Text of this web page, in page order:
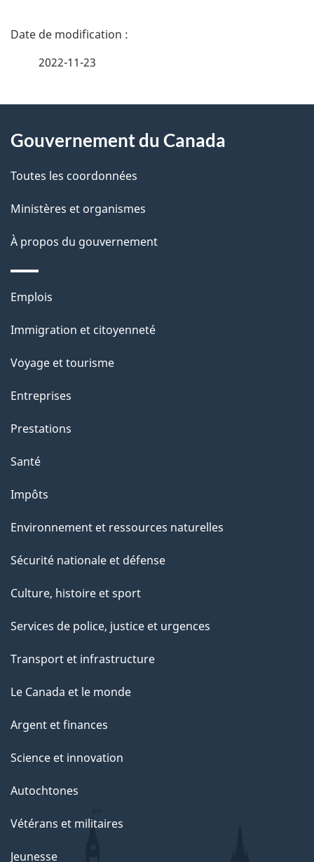
D
i
l
s
d
e
l
a
p
a
g
e
2022-11-23
propos
de
ce
site
Gouvernement du Canada
Toutes les coordonnées
Ministères et organismes
À propos du gouvernement
Thèmes
sujets
Emplois
Immigration et citoyenneté
Voyage et tourisme
Entreprises
Prestations
Santé
Impôts
Environnement et ressources naturelles
Sécurité nationale et défense
Culture, histoire et sport
Services de police, justice et urgences
Transport et infrastructure
Le Canada et le monde
Argent et finances
Science et innovation
Autochtones
Vétérans et militaires
Jeunesse